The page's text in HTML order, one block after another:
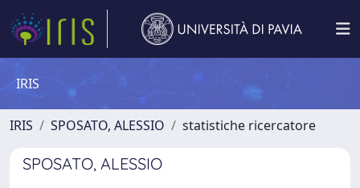
IRIS
IRIS SPOSATO, ALESSIO statistiche ricercatore
SPOSATO, ALESSIO